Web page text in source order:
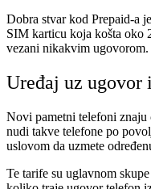
Dobra stvar kod Prepaid-a
SIM karticu koja košta oko
vezani nikakvim ugovorom.
Uređaj uz ugovor
Novi pametni telefoni znaju
nudi takve telefone po
uslovom da uzmete
Te tarife su uglavnom